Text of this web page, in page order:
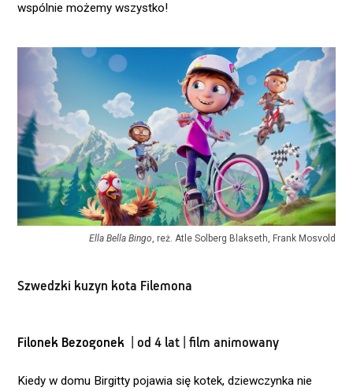
wspólnie możemy wszystko!
Ella Bella Bingo , reż. Atle Solberg Blakseth, Frank Mosvold
Szwedzki kuzyn kota Filemona
Filonek Bezogonek | od 4 lat | film animowany
Kiedy w domu Birgitty pojawia się kotek, dziewczynka nie